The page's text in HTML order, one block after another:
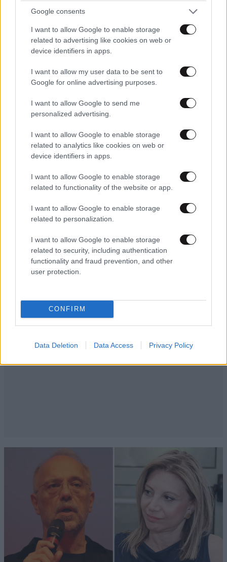
Google consents
I want to allow Google to enable storage
related to advertising like cookies on web or
device identifiers in apps.
I want to allow my user data to be sent to
Google for online advertising purposes.
I want to allow Google to send me
personalized advertising.
I want to allow Google to enable storage
related to analytics like cookies on web or
device identifiers in apps.
I want to allow Google to enable storage
related to functionality of the website or app.
I want to allow Google to enable storage
related to personalization.
I want to allow Google to enable storage
related to security, including authentication
functionality and fraud prevention, and other
user protection.
CONFIRM
Data Deletion Data Access Privacy Policy
LIFESTYLE 07·08·2026 18:48
Ξεσπά ο Χρήστος Δάντης: «Δεν περίμενα την